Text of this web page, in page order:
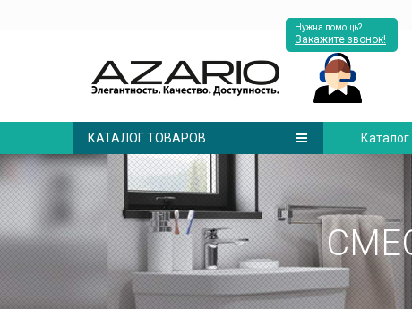
Нужна помощь?
Закажите звонок!
КАТАЛОГ ТОВАРОВ Каталог